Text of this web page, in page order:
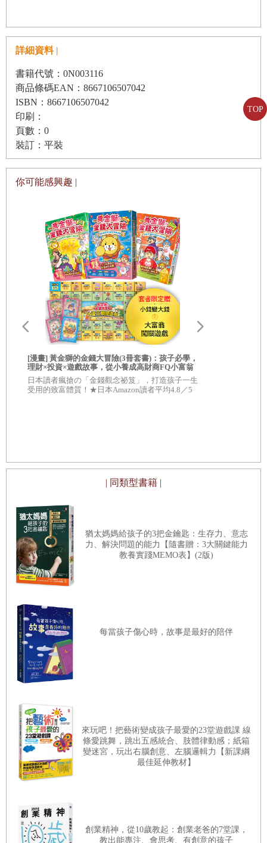
TOP
詳細資料 |
書籍代號：0N003116
商品條碼EAN：8667106507042
ISBN：8667106507042
印刷：
頁數：0
裝訂：平裝
你可能感興趣 |
[漫畫] 黃金獅的金錢大冒險(3冊套書)：孩子必學，
理財×投資×遊戲故事，從小養成高財商FQ小富翁
【套書限定贈「小錢變大錢」大富翁闖關遊戲】附
★角色對戰牌卡12張
日本讀者瘋搶の「金錢觀念祕笈」，打造孩子一生
受用的致富體質！★日本Amazon讀者平均4.8／5
| 同類型書籍 |
猶太媽媽給孩子的3把金鑰匙：生存力、意志
力、解決問題的能力【隨書贈：3大關鍵能力
教養實踐MEMO表】(2版)
每當孩子傷心時，故事是最好的陪伴
來玩吧！把藝術變成孩子最愛的23堂遊戲課 線
條愛跳舞，跳出五感統合、肢體律動感；紙箱
變迷宮，玩出右腦創意、左腦邏輯力【新課綱
最佳延伸教材】
創業精神，從10歲教起：創業老爸的7堂課，
教出能專注、會思考、有創意的孩子